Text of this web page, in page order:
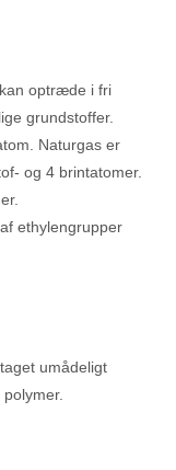
optræde i fri
grundstoffer.
Naturgas er
og 4 brintatomer.
ethylengrupper
umådeligt